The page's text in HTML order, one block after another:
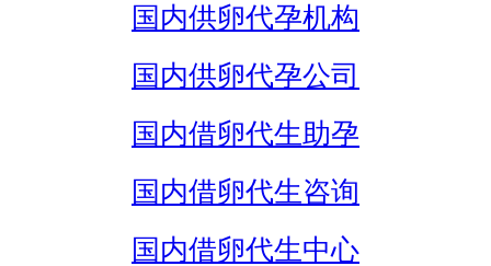
国内供卵代孕机构
国内供卵代孕公司
国内借卵代生助孕
国内借卵代生咨询
国内借卵代生中心